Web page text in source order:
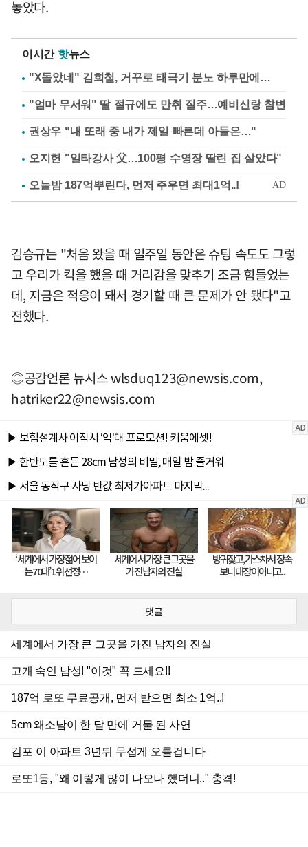
놓았다.
이시간 핫뉴스
"X돌았네" 김희철, 거꾸로 태극기 분노 하루만에…
"엄마 무서워" 딸 절규에도 만취 질주…예비신랑 참변
권상우 "내 또래 중 내가 제일 빠른데 아들은…"
오지헌 "일타강사 父…100평 수영장 딸린 집 살았다"
김승규는 "처음 왔을 때 일주일 동안은 슈팅 속도도 그렇
고 우리가 킥을 했을 때 거리감을 맞추기 조금 힘들었는
데, 지금은 적응이 돼서 경기할 때 큰 문제가 안 됐다"고
전했다.
◎공감언론 뉴시스wlsduq123@newsis.com,
hatriker22@newsis.com
댓글